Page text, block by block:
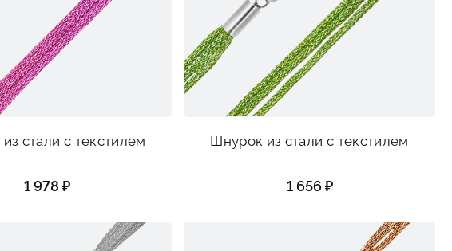
стали с текстилем
1 978 ₽
Шнурок из стали с текстилем
1 656 ₽